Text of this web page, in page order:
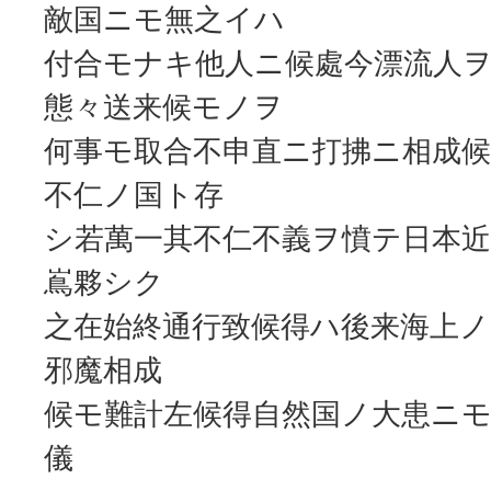
敵国ニモ無之イハゝ
付合モナキ他人ニ候處今漂流人
態々送来候モノヲ
何事モ取合不申直ニ打拂ニ相成
不仁ノ国ト存
シ若萬一其不仁不義ヲ憤テ日本
嶌夥シク
之在始終通行致候得ハ後来海上
邪魔相成
候モ難計左候得自然国ノ大患ニ
儀